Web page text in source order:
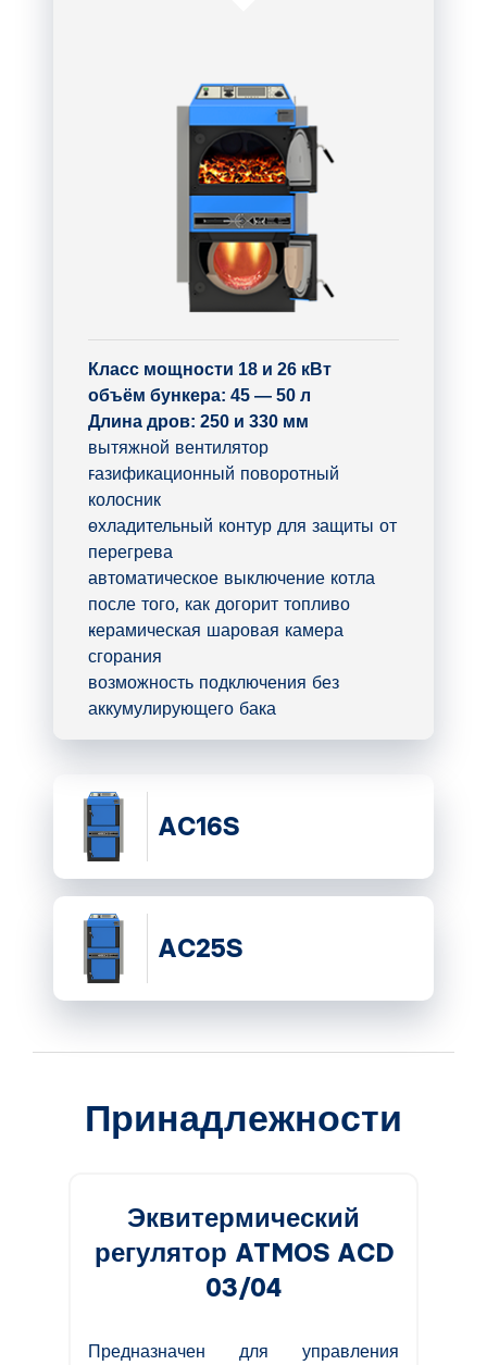
Класс мощности 18 и 26 кВт
объём бункера: 45 — 50 л
Длина дров: 250 и 330 мм
вытяжной вентилятор
газификационный поворотный
колосник
охладительный контур для защиты от
перегрева
автоматическое выключение котла
после того, как догорит топливо
керамическая шаровая камера
сгорания
возможность подключения без
аккумулирующего бака
AC16S
AC25S
Принадлежности
Эквитермический
регулятор ATMOS ACD
03/04
Предназначен для управления